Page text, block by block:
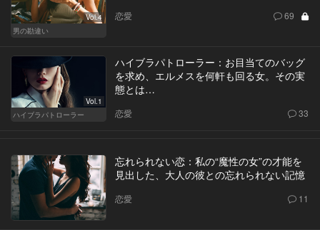
Vol.4
男の勘違い
恋愛 69
Vol.1
ハイブラパトローラー
ハイブラパトローラー：お目当てのバッグ
を求め、エルメスを何軒も回る女。その実
態とは…
恋愛 33
忘れられない恋：私の“魔性の女”の才能を
見出した、大人の彼との忘れられない記憶
恋愛 11